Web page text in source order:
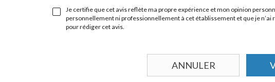
Je certifie que cet avis reflète ma propre expérience et mon opinion
personnellement ni professionnellement à cet établissement et que je
pour rédiger cet avis.
ANNULER